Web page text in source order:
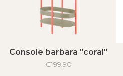
Console barbara "coral"
€199,90